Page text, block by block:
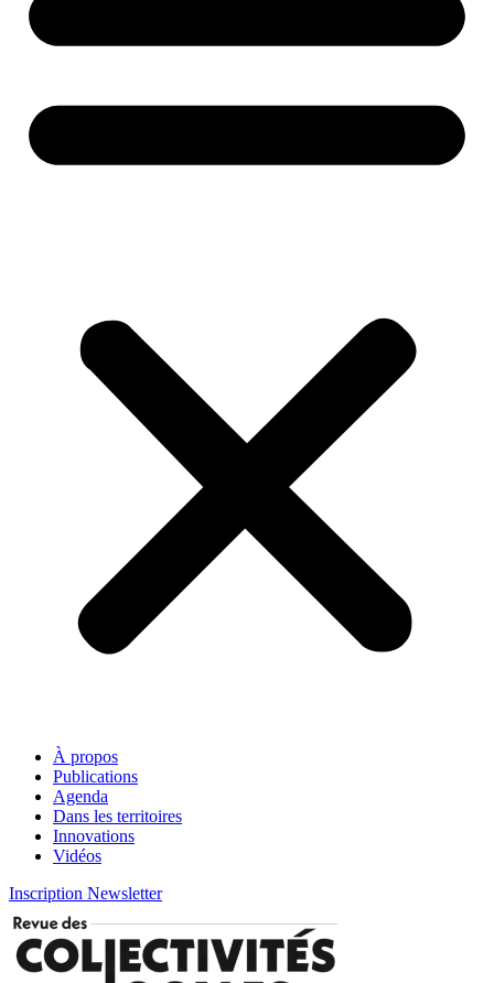
À propos
Publications
Agenda
Dans les territoires
Innovations
Vidéos
Inscription Newsletter